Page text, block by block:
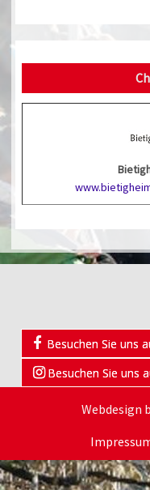
Besuchen Sie uns
Besuchen Sie uns
Webdesign